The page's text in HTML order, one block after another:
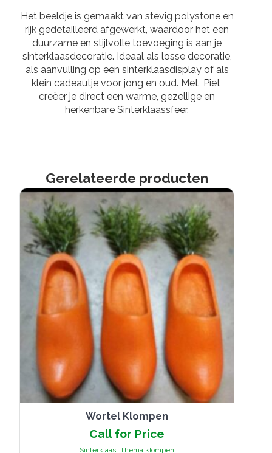
Het beeldje is gemaakt van stevig polystone en
rijk gedetailleerd afgewerkt, waardoor het een
duurzame en stijlvolle toevoeging is aan je
sinterklaasdecoratie. Ideaal als losse decoratie,
als aanvulling op een sinterklaasdisplay of als
klein cadeautje voor jong en oud. Met Piet
creëer je direct een warme, gezellige en
herkenbare Sinterklaassfeer.
Gerelateerde producten
Wortel Klompen
Call for Price
Sinterklaas, Thema klompen